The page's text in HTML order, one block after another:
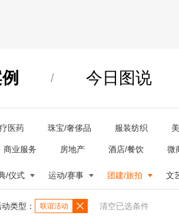
/ 今日图说
医药 珠宝/奢侈品 服装纺织
商业服务 房地产 酒店/餐饮 微
/仪式 运动/赛事 团建/旅拍 文
类型： 联谊活动 清空已选条件